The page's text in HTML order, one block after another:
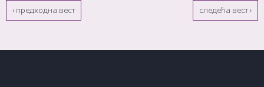
‹ предходна вест следећа вест ›